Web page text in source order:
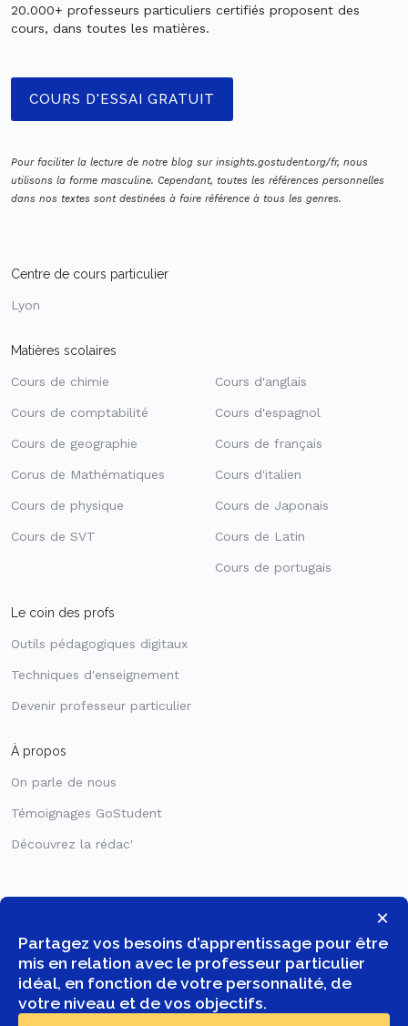
×
Partagez vos besoins d’apprentissage pour être
mis en relation avec le professeur particulier
idéal, en fonction de votre personnalité, de
votre niveau et de vos objectifs.
20.000+ professeurs particuliers certifiés proposent des
cours, dans toutes les matières.
COURS D'ESSAI GRATUIT
Pour faciliter la lecture de notre blog sur insights.gostudent.org/fr, nous
utilisons la forme masculine. Cependant, toutes les références personnelles
dans nos textes sont destinées à faire référence à tous les genres.
Centre de cours particulier
Lyon
Matières scolaires
Cours de chimie
Cours de comptabilité
Cours de geographie
Corus de Mathématiques
Cours de physique
Cours de SVT
Cours d'anglais
Cours d'espagnol
Cours de français
Cours d'italien
Cours de Japonais
Cours de Latin
Cours de portugais
Le coin des profs
Outils pédagogiques digitaux
Techniques d'enseignement
Devenir professeur particulier
À propos
On parle de nous
Témoignages GoStudent
Découvrez la rédac'